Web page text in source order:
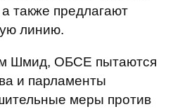
также предлагают
линию.
Шмид, ОБСЕ пытаются
и парламенты
меры против